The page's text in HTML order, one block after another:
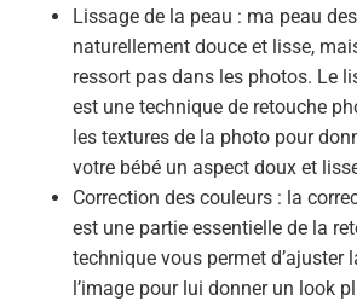
Lissage de la peau : ma peau
naturellement douce et lisse,
ressort pas dans les photos. Le
est une technique de retouche
les textures de la photo pour
votre bébé un aspect doux et
Correction des couleurs : la
est une partie essentielle de la
technique vous permet d’ajuster
l’image pour lui donner un look